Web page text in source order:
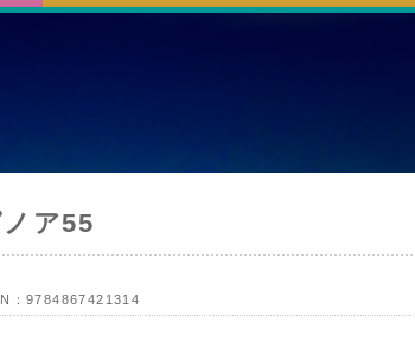
ノア55
： 9784867421314